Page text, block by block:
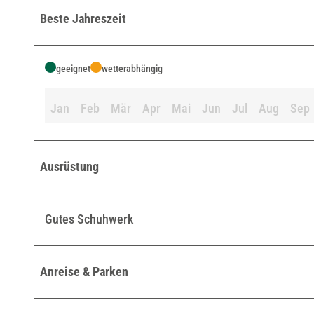
Beste Jahreszeit
geeignet wetterabhängig
Jan Feb Mär Apr Mai Jun Jul Aug Sep
Ausrüstung
Gutes Schuhwerk
Anreise & Parken